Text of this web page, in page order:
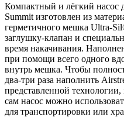
Компактный и лёгкий насос
Summit изготовлен из
герметичного мешка Ultra-
заглушку-клапан и
время накачивания.
при помощи всего одного
внутрь мешка. Чтобы
два-три раза наполнить
представленной технологии,
сам насос можно
для транспортировки или